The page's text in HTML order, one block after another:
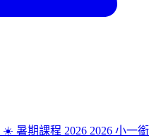
☀️ 暑期課程 2026 2026 小一銜